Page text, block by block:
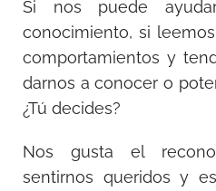
Si nos puede
conocimiento, si
comportamientos y
darnos a conocer o
¿Tú decides?
Nos gusta el
sentirnos queridos y